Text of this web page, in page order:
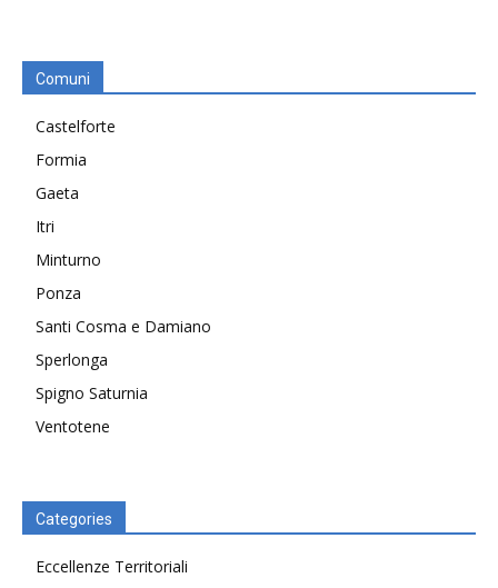
Comuni
Castelforte
Formia
Gaeta
Itri
Minturno
Ponza
Santi Cosma e Damiano
Sperlonga
Spigno Saturnia
Ventotene
Categories
Eccellenze Territoriali